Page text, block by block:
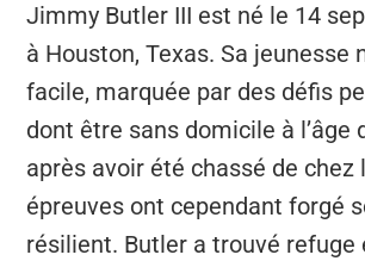
Jimmy Butler III est né le 14
à Houston, Texas. Sa jeunesse
facile, marquée par des défis
dont être sans domicile à l’âge
après avoir été chassé de chez
épreuves ont cependant forgé
résilient. Butler a trouvé refuge